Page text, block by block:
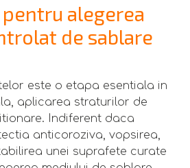
alegerea
de sablare
este o etapa esentiala in
aplicarea straturilor de
Indiferent daca
anticoroziva, vopsirea,
unei suprafete curate